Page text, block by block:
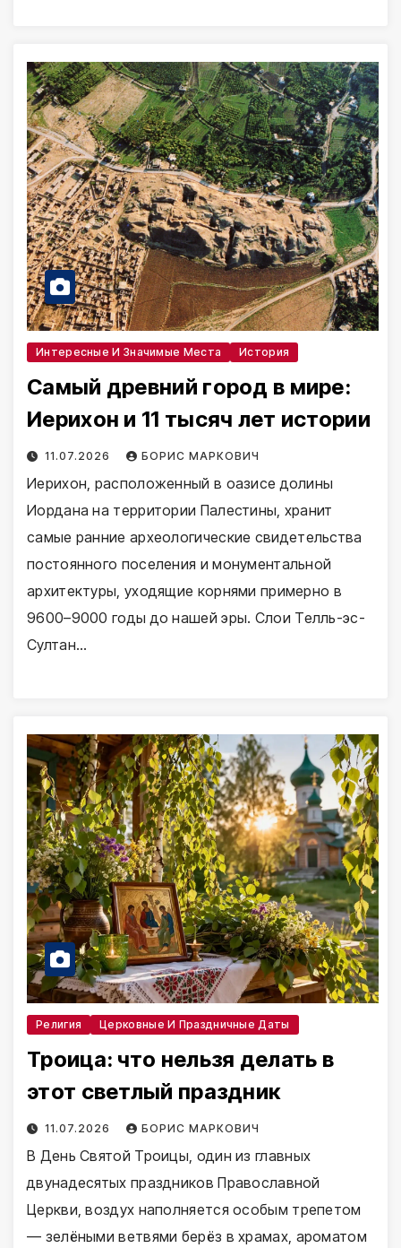
Интересные И Значимые Места История
Самый древний город в мире:
Иерихон и 11 тысяч лет истории
11.07.2026 БОРИС МАРКОВИЧ
Иерихон, расположенный в оазисе долины
Иордана на территории Палестины, хранит
самые ранние археологические свидетельства
постоянного поселения и монументальной
архитектуры, уходящие корнями примерно в
9600–9000 годы до нашей эры. Слои Телль-эс-
Султан…
Религия Церковные И Праздничные Даты
Троица: что нельзя делать в
этот светлый праздник
11.07.2026 БОРИС МАРКОВИЧ
В День Святой Троицы, один из главных
двунадесятых праздников Православной
Церкви, воздух наполняется особым трепетом
— зелёными ветвями берёз в храмах, ароматом